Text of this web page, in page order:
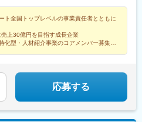
ト全国トップレベルの事業責任者とともに
上30億円を目指す成長企業
化型・人材紹介事業のコアメンバー募集
応募する